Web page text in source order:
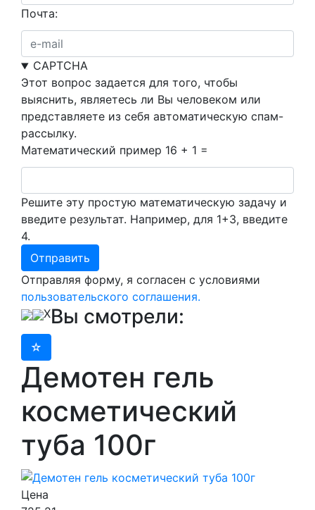
Демотен гель
косметический
туба 100г
Цена
Почта:
CAPTCHA
Этот вопрос задается для того, чтобы
выяснить, являетесь ли Вы человеком или
представляете из себя автоматическую спам-
рассылку.
Математический пример 16 + 1 =
Решите эту простую математическую задачу и
введите результат. Например, для 1+3, введите
4.
Отправляя форму, я согласен с условиями
пользовательского соглашения.
XВы смотрели: